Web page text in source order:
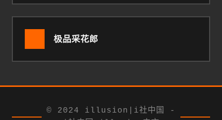
极品采花郎
© 2024 illusion|i社中国 -